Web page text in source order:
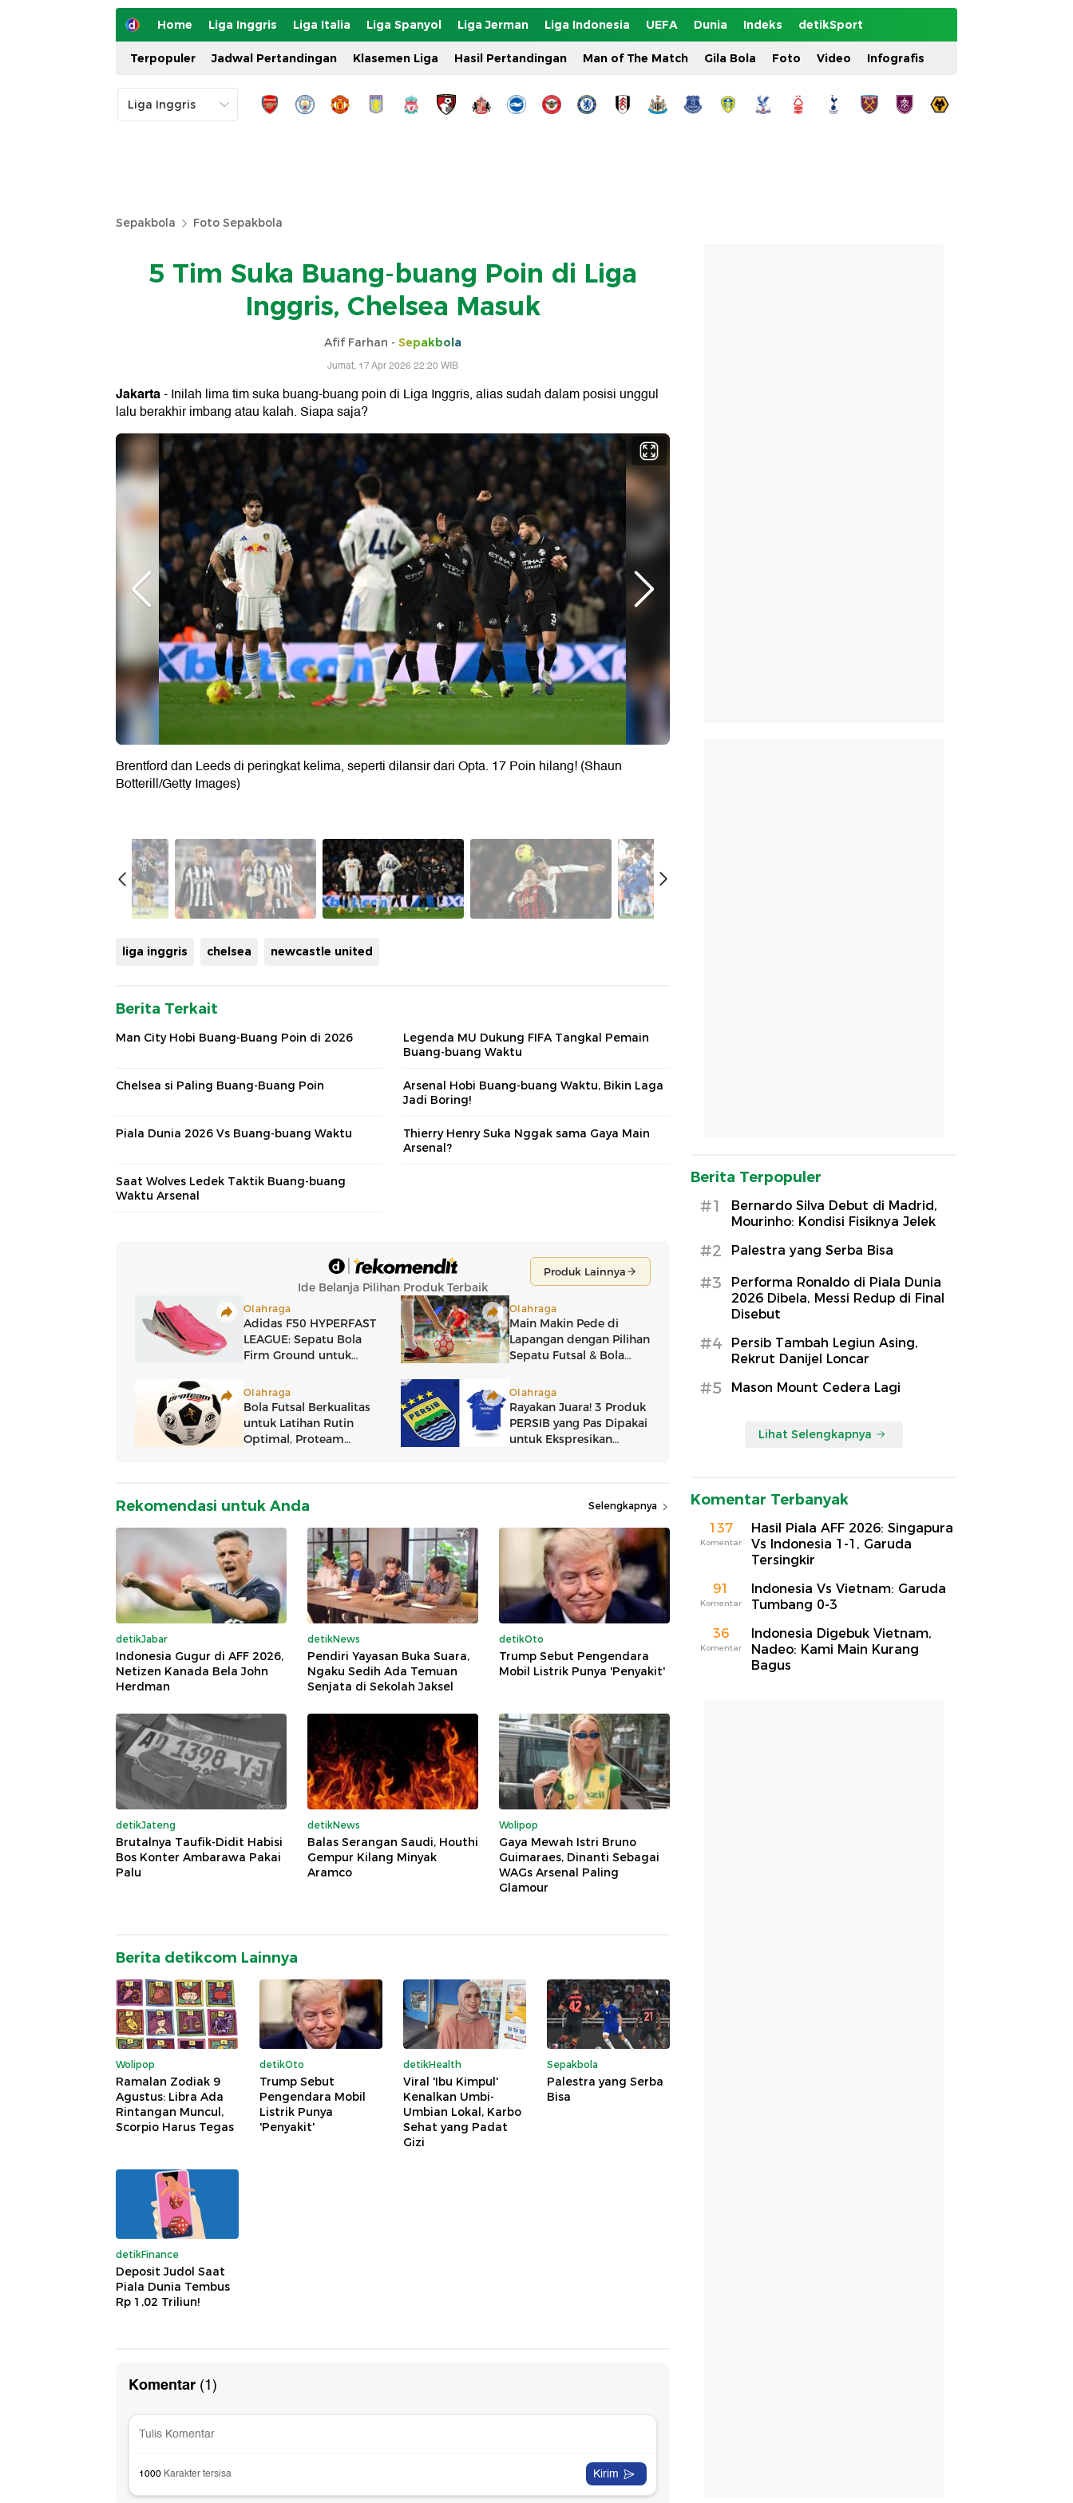
Home Liga Inggris Liga Italia Liga Spanyol Liga Jerman Liga Indonesia UEFA Dunia Indeks detikSport
Terpopuler Jadwal Pertandingan Klasemen Liga Hasil Pertandingan Man of The Match Gila Bola Foto Video Infografis
Sepakbola Foto Sepakbola
5 Tim Suka Buang-buang Poin di Liga
Inggris, Chelsea Masuk
Afif Farhan - Sepakbola
Jumat, 17 Apr 2026 22:20 WIB
Jakarta- Inilah lima tim suka buang-buang poin di Liga Inggris, alias sudah dalam posisi unggul
lalu berakhir imbang atau kalah. Siapa saja?
Brentford dan Leeds di peringkat kelima, seperti dilansir dari Opta. 17 Poin hilang! (Shaun
Botterill/Getty Images)
liga inggris chelsea newcastle united
Berita Terkait
Man City Hobi Buang-Buang Poin di 2026
Legenda MU Dukung FIFA Tangkal Pemain
Buang-buang Waktu
Chelsea si Paling Buang-Buang Poin
Arsenal Hobi Buang-buang Waktu, Bikin Laga
Jadi Boring!
Piala Dunia 2026 Vs Buang-buang Waktu
Thierry Henry Suka Nggak sama Gaya Main
Arsenal?
Saat Wolves Ledek Taktik Buang-buang
Waktu Arsenal
Rekomendasi untuk Anda Selengkapnya
detikJabar
Indonesia Gugur di AFF 2026,
Netizen Kanada Bela John
Herdman
detikNews
Pendiri Yayasan Buka Suara,
Ngaku Sedih Ada Temuan
Senjata di Sekolah Jaksel
detikOto
Trump Sebut Pengendara
Mobil Listrik Punya 'Penyakit'
detikJateng
Brutalnya Taufik-Didit Habisi
Bos Konter Ambarawa Pakai
Palu
detikNews
Balas Serangan Saudi, Houthi
Gempur Kilang Minyak
Aramco
Wolipop
Gaya Mewah Istri Bruno
Guimaraes, Dinanti Sebagai
WAGs Arsenal Paling
Glamour
Berita detikcom Lainnya
Wolipop
Ramalan Zodiak 9
Agustus: Libra Ada
Rintangan Muncul,
Scorpio Harus Tegas
detikOto
Trump Sebut
Pengendara Mobil
Listrik Punya
'Penyakit'
detikHealth
Viral 'Ibu Kimpul'
Kenalkan Umbi-
Umbian Lokal, Karbo
Sehat yang Padat
Gizi
Sepakbola
Palestra yang Serba
Bisa
detikFinance
Deposit Judol Saat
Piala Dunia Tembus
Rp 1,02 Triliun!
Berita Terpopuler
#1
Bernardo Silva Debut di Madrid,
Mourinho: Kondisi Fisiknya Jelek
#2 Palestra yang Serba Bisa
#3
Performa Ronaldo di Piala Dunia
2026 Dibela, Messi Redup di Final
Disebut
#4
Persib Tambah Legiun Asing,
Rekrut Danijel Loncar
#5 Mason Mount Cedera Lagi
Lihat Selengkapnya
Komentar Terbanyak
137
Komentar
Hasil Piala AFF 2026: Singapura
Vs Indonesia 1-1, Garuda
Tersingkir
91
Komentar
Indonesia Vs Vietnam: Garuda
Tumbang 0-3
36
Komentar
Indonesia Digebuk Vietnam,
Nadeo: Kami Main Kurang
Bagus